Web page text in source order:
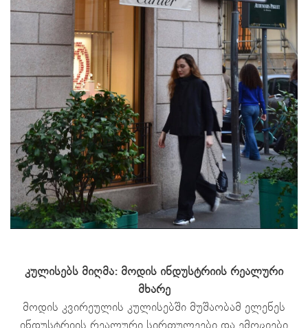
კულისებს მიღმა: მოდის ინდუსტრიის რეალური
მხარე
მოდის კვირეულის კულისებში მუშაობამ ელენეს